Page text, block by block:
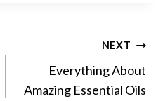
NEXT
Everything About
Amazing Essential Oils